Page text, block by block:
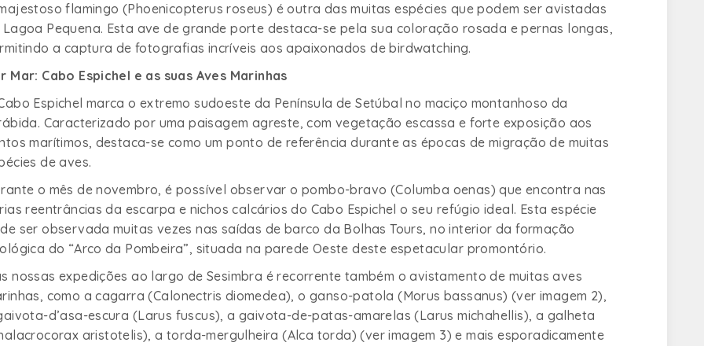
flamingo (Phoenicopterus roseus) é outra das muitas espécies que podem ser avistadas
Lagoa Pequena. Esta ave de grande porte destaca-se pela sua coloração rosada e pernas longas,
a captura de fotografias incríveis aos apaixonados de birdwatching.
Mar: Cabo Espichel e as suas Aves Marinhas
Espichel marca o extremo sudoeste da Península de Setúbal no maciço montanhoso da
Caracterizado por uma paisagem agreste, com vegetação escassa e forte exposição aos
marítimos, destaca-se como um ponto de referência durante as épocas de migração de muitas
de aves.
o mês de novembro, é possível observar o pombo-bravo (Columba oenas) que encontra nas
reentrâncias da escarpa e nichos calcários do Cabo Espichel o seu refúgio ideal. Esta espécie
ser observada muitas vezes nas saídas de barco da Bolhas Tours, no interior da formação
do “Arco da Pombeira”, situada na parede Oeste deste espetacular promontório.
nossas expedições ao largo de Sesimbra é recorrente também o avistamento de muitas aves
como a cagarra (Calonectris diomedea), o ganso-patola (Morus bassanus) (ver imagem 2),
d’asa-escura (Larus fuscus), a gaivota-de-patas-amarelas (Larus michahellis), a galheta
aristotelis), a torda-mergulheira (Alca torda) (ver imagem 3) e mais esporadicamente